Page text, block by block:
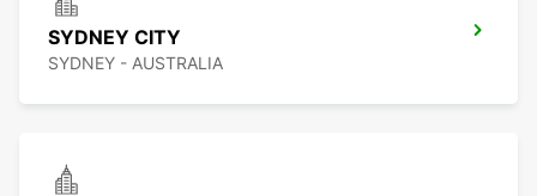
SYDNEY CITY
SYDNEY - AUSTRALIA